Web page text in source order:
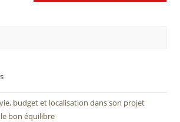
budget et localisation dans son projet
bon équilibre